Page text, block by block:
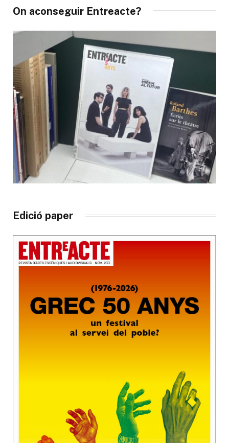
On aconseguir Entreacte?
Edició paper